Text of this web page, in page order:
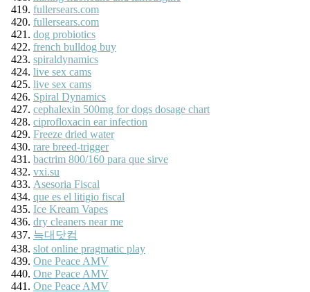
fullersears.com
fullersears.com
dog probiotics
french bulldog buy
spiraldynamics
live sex cams
live sex cams
Spiral Dynamics
cephalexin 500mg for dogs dosage chart
ciprofloxacin ear infection
Freeze dried water
rare breed-trigger
bactrim 800/160 para que sirve
vxi.su
Asesoria Fiscal
que es el litigio fiscal
Ice Kream Vapes
dry cleaners near me
늑대닷컴
slot online pragmatic play
One Peace AMV
One Peace AMV
One Peace AMV